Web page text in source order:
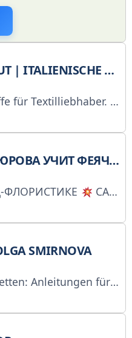
STOFFE
11:00–20:00 Uhr, Sa.–So. 11:00–19:00 Uhr. +79215767111. Unsere Website: https://loscut.shop
УЧИТ ФЕЯЧИТЬ
ФЛОРИСТИКЕ САМЫЙ БОЛЬШОЙ ЗЕФИРНЫЙ БУКЕТ В МИРЕ
SMIRNOVA
Rutube-Kanal: https://rutube.ru/channel/24823226/ Strickclub: https://t.me/OlgaSm611/2232 Administratorin: Olga Smirnova @OlgaSmirnova611